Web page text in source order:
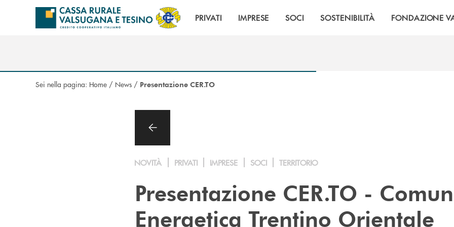
Salta al contenuto principale
PRIVATI IMPRESE SOCI SOSTENIBILITÀ FONDAZIONE
Sei nella pagina: Home / News / Presentazione CER.TO
NOVITÀ PRIVATI IMPRESE SOCI TERRITORIO
Presentazione CER.TO -
Energetica Trentino Orientale